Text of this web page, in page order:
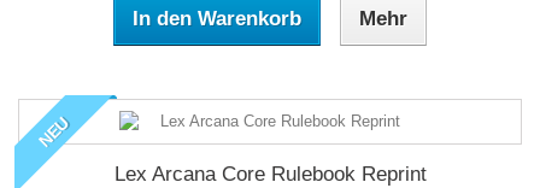
In den Warenkorb Mehr
NEU
Lex Arcana Core Rulebook Reprint